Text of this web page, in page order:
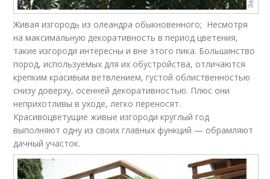
Живая изгородь из олеандра обыкновенного; Несмотря
на максимальную декоративность в период цветения,
такие изгороди интересны и вне этого пика. Большинство
пород, используемых для их обустройства, отличаются
крепким красивым ветвлением, густой облиственностью
снизу доверху, осенней декоративностью. Плюс они
неприхотливы в уходе, легко переносят.
Красивоцветущие живые изгороди круглый год
выполняют одну из своих главных функций — обрамляют
дачный участок.